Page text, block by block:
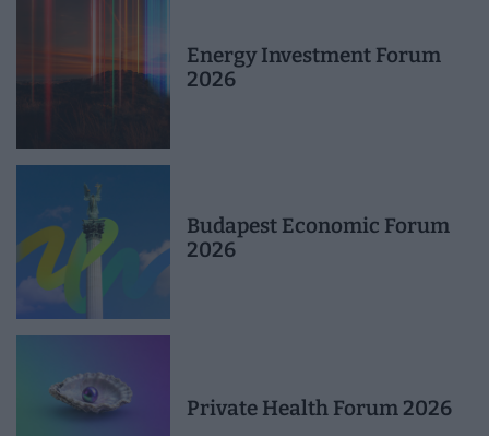
Energy Investment Forum
2026
Budapest Economic Forum
2026
Private Health Forum 2026